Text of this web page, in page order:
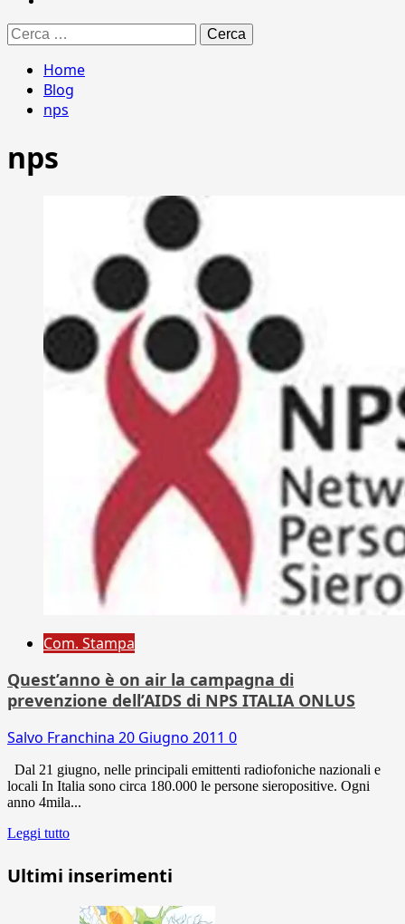
Ricerca
per:
Home
Blog
nps
nps
Com. Stampa
Quest’anno è on air la campagna di
prevenzione dell’AIDS di NPS ITALIA ONLUS
Salvo Franchina 20 Giugno 2011 0
Dal 21 giugno, nelle principali emittenti radiofoniche nazionali e
locali In Italia sono circa 180.000 le persone sieropositive. Ogni
anno 4mila...
Leggi tutto
Ultimi inserimenti